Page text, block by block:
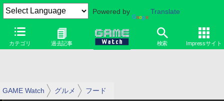
Powered by Translate
カテゴリ 過去記事 検索 Impressサイト
GAME Watch グルメ フード